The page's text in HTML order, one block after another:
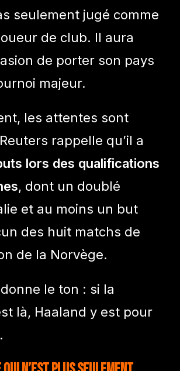
seulement jugé comme
de club. Il aura
de porter son pays
majeur.
les attentes sont
rappelle qu’il a
lors des qualifications
, dont un doublé
et au moins un but
des huit matchs de
de la Norvège.
le ton : si la
là, Haaland y est pour